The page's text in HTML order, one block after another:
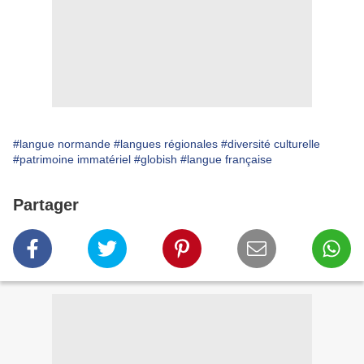
#langue normande #langues régionales #diversité culturelle
#patrimoine immatériel #globish #langue française
Partager